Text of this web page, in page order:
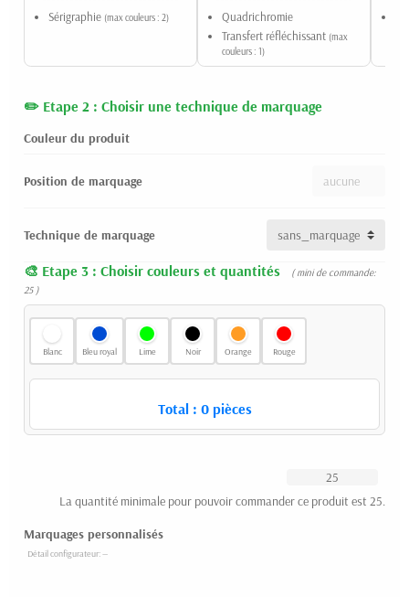
Sérigraphie (max couleurs : 2)
Quadrichromie
Transfert réfléchissant (max
couleurs : 1)
Etape 2 : Choisir une technique de marquage
Couleur du produit
Position de marquage
Technique de marquage
Etape 3 : Choisir couleurs et quantités
( mini de commande:
25 )
Blanc Bleu royal Lime Noir Orange Rouge
Total : 0pièces
La quantité minimale pour pouvoir commander ce produit est 25.
Marquages personnalisés